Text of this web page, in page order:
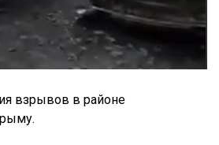
взрывов в районе